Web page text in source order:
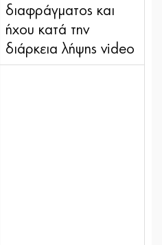
διαφράγματος και
ήχου κατά την
διάρκεια λήψης video